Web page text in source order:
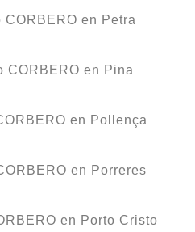
en Petra
CORBERO en Pina
en Pollença
en Porreres
en Porto Cristo